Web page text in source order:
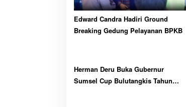
Edward Candra Hadiri Ground
Breaking Gedung Pelayanan BPKB
Herman Deru Buka Gubernur
Sumsel Cup Bulutangkis Tahun